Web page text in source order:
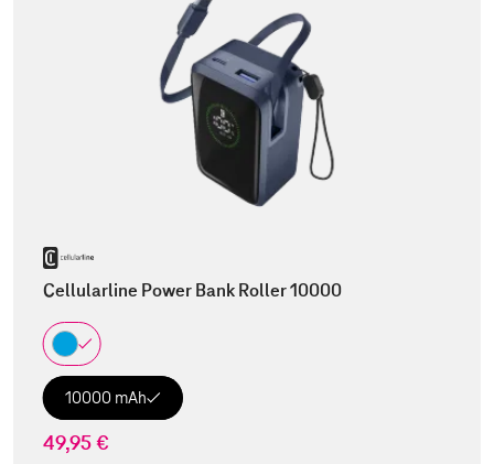
Cellularline Power Bank Roller 10000
10000 mAh
49,95 €